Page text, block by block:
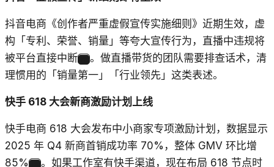
抖音电商《创作者严重虚假宣传实施细则》近期生效，虚
构「专利、荣誉、销量」等夸大宣传行为，直播中违规将
被平台直接中断
。做直播带货的团队需要排查话术，清
理惯用的「销量第一」「行业领先」这类表述。
快手 618 大会新商激励计划上线
快手电商 618 大会发布中小商家专项激励计划，数据显示
2025 年 Q4 新商首销成功率 70%，整体 GMV 环比增
85%
。如果工作室有快手渠道，现在布局 618 节点时